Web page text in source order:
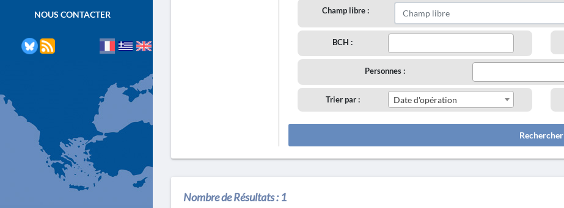
NOUS CONTACTER Champ libre :
BCH :
Personnes :
Trier par : Date d'opération
Rechercher
Nombre de Résultats :1